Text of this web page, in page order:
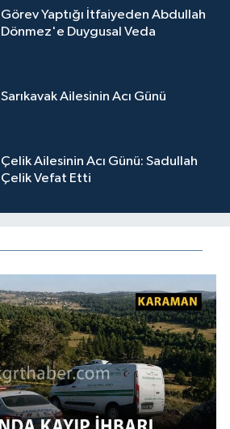
Görev Yaptığı İtfaiyeden Abdullah
Dönmez'e Duygusal Veda
Sarıkavak Ailesinin Acı Günü
Çelik Ailesinin Acı Günü: Sadullah
Çelik Vefat Etti